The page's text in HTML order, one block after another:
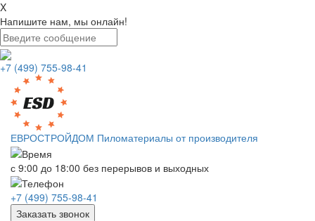
X
Напишите нам, мы онлайн!
+7 (499) 755-98-41
ЕВРОСТРОЙДОМ Пиломатериалы от производителя
с 9:00 до 18:00 без перерывов и выходных
+7 (499) 755-98-41
Заказать звонок